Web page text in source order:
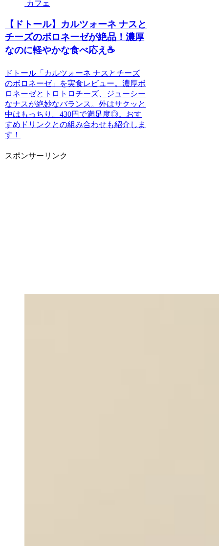
カフェ
【ドトール】カルツォーネ ナスと
チーズのボロネーゼが絶品！濃厚
なのに軽やかな食べ応え☕️
ドトール「カルツォーネ ナスとチーズ
のボロネーゼ」を実食レビュー。濃厚ボ
ロネーゼとトロトロチーズ、ジューシー
なナスが絶妙なバランス。外はサクッと
中はもっちり。430円で満足度◎。おす
すめドリンクとの組み合わせも紹介しま
す！
スポンサーリンク